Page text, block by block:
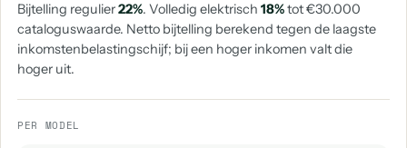
Bijtelling regulier22%. Volledig elektrisch 18%tot €30.000
cataloguswaarde. Netto bijtelling berekend tegen de laagste
inkomstenbelastingschijf; bij een hoger inkomen valt die
hoger uit.
PER MODEL